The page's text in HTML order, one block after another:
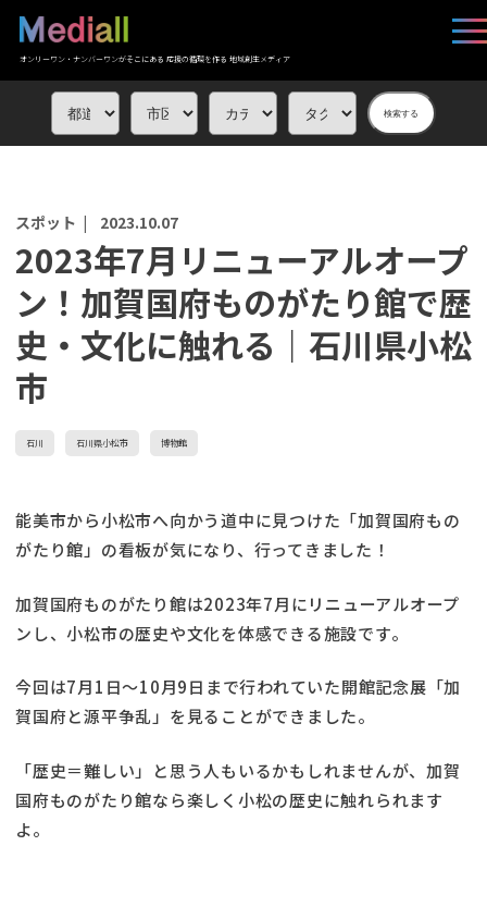
オンリーワン・ナンバーワンがそこにある 応援の循環を作る 地域創生メディア
検索する
スポット | 2023.10.07
2023年7月リニューアルオープ
ン！加賀国府ものがたり館で歴
史・文化に触れる｜石川県小松
市
石川 石川県小松市 博物館
能美市から小松市へ向かう道中に見つけた「加賀国府もの
がたり館」の看板が気になり、行ってきました！
加賀国府ものがたり館は2023年7月にリニューアルオープ
ンし、小松市の歴史や文化を体感できる施設です。
今回は7月1日〜10月9日まで行われていた開館記念展「加
賀国府と源平争乱」を見ることができました。
「歴史＝難しい」と思う人もいるかもしれませんが、加賀
国府ものがたり館なら楽しく小松の歴史に触れられます
よ。